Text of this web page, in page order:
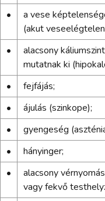
•
a vese
(akut
•
alacsony
mutatnak ki
•
fejfájás;
•
ájulás (szinkope);
•
gyengeség
•
hányinger;
•
alacsony
vagy fekvő